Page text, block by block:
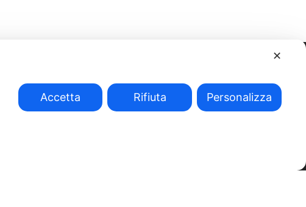
✕
Accetta Rifiuta Personalizza